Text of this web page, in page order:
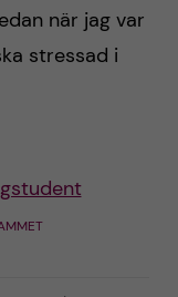
när jag var
stressad i